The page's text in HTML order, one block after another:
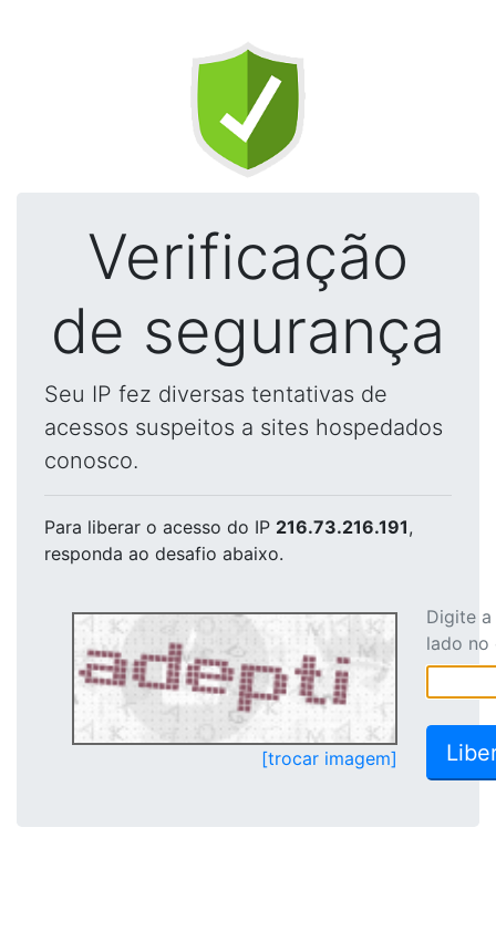
Verificação
de segurança
Seu IP fez diversas tentativas de
acessos suspeitos a sites hospedados
conosco.
Para liberar o acesso do IP 216.73.216.191,
responda ao desafio abaixo.
[trocar imagem]
Digite
lado no